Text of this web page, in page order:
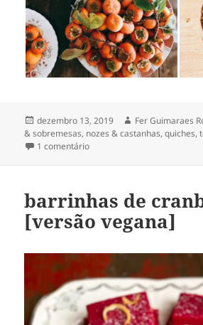
Publicado
em
dezembro 13, 2019 Autor
Fer Guimaraes
& sobremesas, nozes & castanhas,quiches,
1 comentárioem galette de caqui
barrinhas de
[versão vegana]